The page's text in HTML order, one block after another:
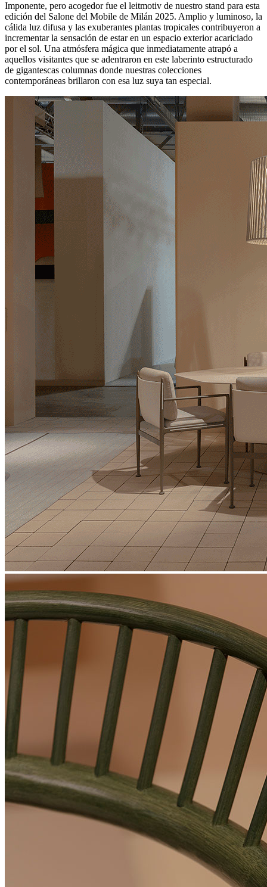
Imponente, pero acogedor fue el leitmotiv de nuestro stand para esta
edición del Salone del Mobile de Milán 2025. Amplio y luminoso, la
cálida luz difusa y las exuberantes plantas tropicales contribuyeron a
incrementar la sensación de estar en un espacio exterior acariciado
por el sol. Una atmósfera mágica que inmediatamente atrapó a
aquellos visitantes que se adentraron en este laberinto estructurado
de gigantescas columnas donde nuestras colecciones
contemporáneas brillaron con esa luz suya tan especial.